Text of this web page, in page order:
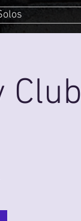
Club